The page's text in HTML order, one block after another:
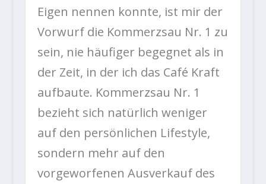
Eigen nennen konnte, ist mir der
Vorwurf die Kommerzsau Nr. 1 zu
sein, nie häufiger begegnet als in
der Zeit, in der ich das Café Kraft
aufbaute. Kommerzsau Nr. 1
bezieht sich natürlich weniger
auf den persönlichen Lifestyle,
sondern mehr auf den
vorgeworfenen Ausverkauf des